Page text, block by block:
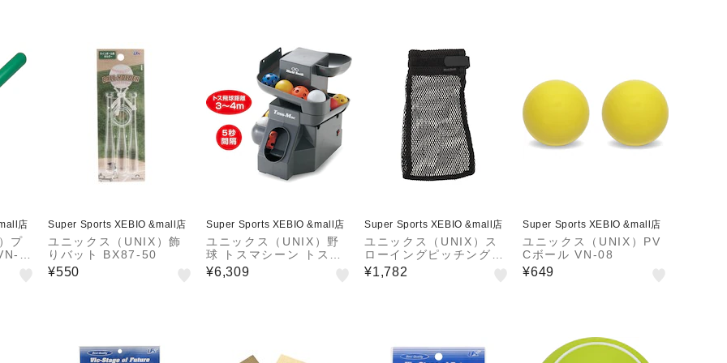
店
プ
18
Super Sports XEBIO &mall店
ユニックス（UNIX）飾
りバット BX87-50
¥550
Super Sports XEBIO &mall店
ユニックス（UNIX）野
球 トスマシーン トスマ
ック BX77-77 自主練
¥6,309
Super Sports XEBIO &mall店
ユニックス（UNIX）ス
ローイングピッチングネ
ット 一般用 SPG-1061
自主練
¥1,782
Super Sports XEBIO &mall店
ユニックス（UNIX）PV
Cボール VN-08
¥649